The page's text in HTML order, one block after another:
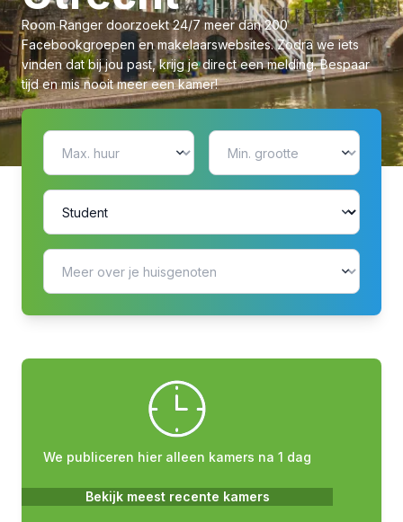
Room Ranger doorzoekt 24/7 meer dan 200
Facebookgroepen en makelaarswebsites. Zodra we iets
vinden dat bij jou past, krijg je direct een melding. Bespaar
tijd en mis nooit meer een kamer!
We publiceren hier alleen kamers na 1 dag
Bekijk meest recente kamers